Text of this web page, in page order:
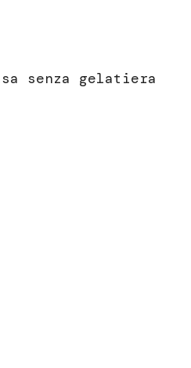
senza gelatiera